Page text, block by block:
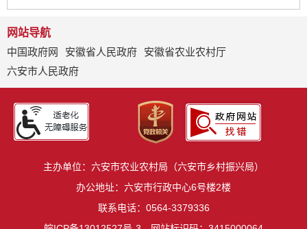
网站导航
中国政府网
安徽省人民政府
安徽省农业农村厅
六安市人民政府
主办单位：六安市农业农村局（六安市乡村振兴局）
办公地址：六安市行政中心6号楼2楼
联系电话：0564-3379336